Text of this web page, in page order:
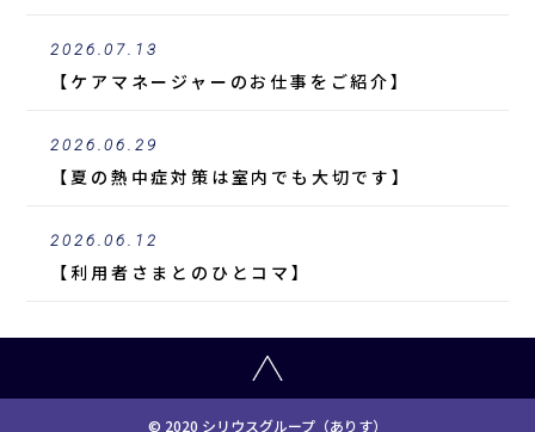
2026.07.13
【ケアマネージャーのお仕事をご紹介】
2026.06.29
【夏の熱中症対策は室内でも大切です】
2026.06.12
【利用者さまとのひとコマ】
© 2020 シリウスグループ（ありす）